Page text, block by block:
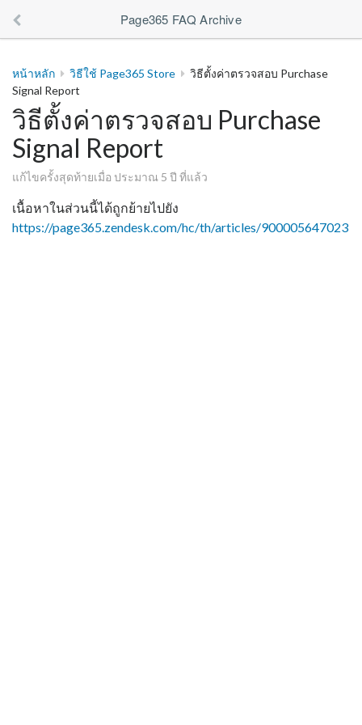
Page365 FAQ Archive
หน้าหลัก วิธีใช้ Page365 Store
วิธีตั้งค่าตรวจสอบ Purchase
Signal Report
วิธีตั้งค่าตรวจสอบ Purchase
Signal Report
แก้ไขครั้งสุดท้ายเมื่อ ประมาณ 5 ปี ที่แล้ว
เนื้อหาในส่วนนี้ได้ถูกย้ายไปยัง
https://page365.zendesk.com/hc/th/articles/900005647023